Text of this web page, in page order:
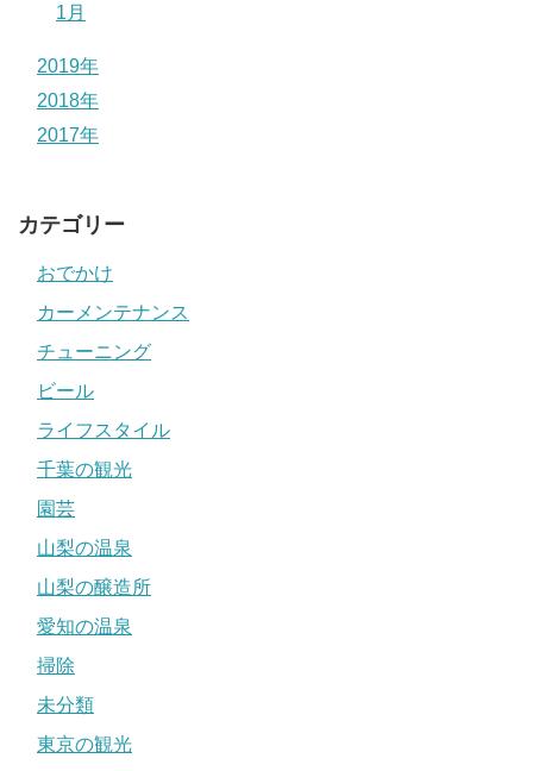
1月
2019年
2018年
2017年
カテゴリー
おでかけ
カーメンテナンス
チューニング
ビール
ライフスタイル
千葉の観光
園芸
山梨の温泉
山梨の醸造所
愛知の温泉
掃除
未分類
東京の観光